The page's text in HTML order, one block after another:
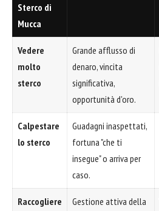
Sterco di
Mucca
Vedere
molto
sterco
Grande afflusso di
denaro, vincita
significativa,
opportunità d'oro.
Calpestare
lo sterco
Guadagni inaspettati,
fortuna "che ti
insegue" o arriva per
caso.
Raccogliere
Gestione attiva della